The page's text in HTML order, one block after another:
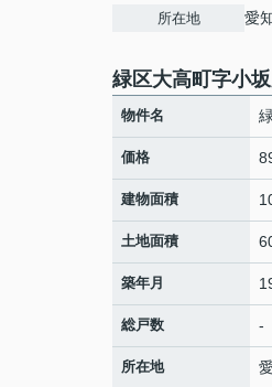
所在地 愛
緑区大高町字小
物件名
価格
建物面積
土地面積
築年月
総戸数 -
所在地